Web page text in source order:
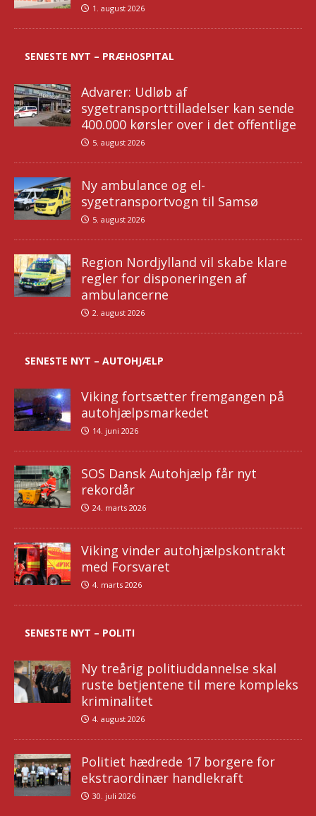
1. august 2026
SENESTE NYT – PRÆHOSPITAL
Advarer: Udløb af
sygetransporttilladelser kan sende
400.000 kørsler over i det offentlige
5. august 2026
Ny ambulance og el-
sygetransportvogn til Samsø
5. august 2026
Region Nordjylland vil skabe klare
regler for disponeringen af
ambulancerne
2. august 2026
SENESTE NYT – AUTOHJÆLP
Viking fortsætter fremgangen på
autohjælpsmarkedet
14. juni 2026
SOS Dansk Autohjælp får nyt
rekordår
24. marts 2026
Viking vinder autohjælpskontrakt
med Forsvaret
4. marts 2026
SENESTE NYT – POLITI
Ny treårig politiuddannelse skal
ruste betjentene til mere kompleks
kriminalitet
4. august 2026
Politiet hædrede 17 borgere for
ekstraordinær handlekraft
30. juli 2026